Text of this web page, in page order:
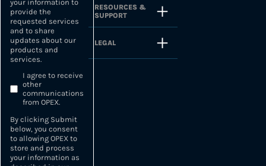
your information to
provide the
requested services
and to share
updates about our
products and
services.
I agree to receive
other
communications
from OPEX.
By clicking Submit
below, you consent
to allowing OPEX to
store and process
your information as
RESOURCES &
SUPPORT
LEGAL